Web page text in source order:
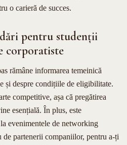
o carieră de succes.
pentru studenții
corporatiste
rămâne informarea temeinică
și despre condițiile de eligibilitate.
competitive, așa că pregătirea
esențială. În plus, este
evenimentele de networking
de partenerii companiilor, pentru a-ți